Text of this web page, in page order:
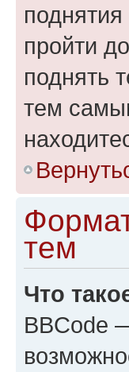
пройти
поднять
тем
тем
Что
BBCode